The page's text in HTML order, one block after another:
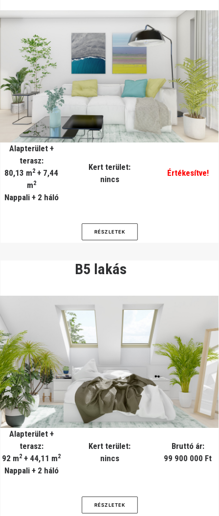
Alapterület +
terasz:
80,13 m2 + 7,44
m2
Nappali + 2 háló
Kert terület:
nincs
Értékesítve!
RÉSZLETEK
B5 lakás
Alapterület +
terasz:
92 m2 + 44,11 m2
Nappali + 2 háló
Kert terület:
nincs
Bruttó ár:
99 900 000 Ft
RÉSZLETEK